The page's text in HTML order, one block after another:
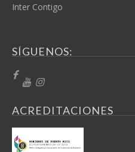
Inter Contigo
SÍGUENOS:
ACREDITACIONES